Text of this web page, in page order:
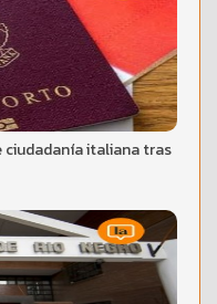
italiana tras